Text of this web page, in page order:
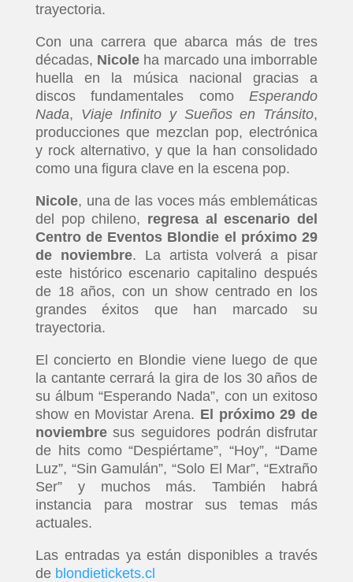
trayectoria.
Con una carrera que abarca más de tres
décadas, Nicole ha marcado una imborrable
huella en la música nacional gracias a
discos fundamentales como Esperando
Nada, Viaje Infinito y Sueños en Tránsito,
producciones que mezclan pop, electrónica
y rock alternativo, y que la han consolidado
como una figura clave en la escena pop.
Nicole, una de las voces más emblemáticas
del pop chileno, regresa al escenario del
Centro de Eventos Blondie el próximo 29
de noviembre. La artista volverá a pisar
este histórico escenario capitalino después
de 18 años, con un show centrado en los
grandes éxitos que han marcado su
trayectoria.
El concierto en Blondie viene luego de que
la cantante cerrará la gira de los 30 años de
su álbum “Esperando Nada”, con un exitoso
show en Movistar Arena. El próximo 29 de
noviembresus seguidores podrán disfrutar
de hits como “Despiértame”, “Hoy”, “Dame
Luz”, “Sin Gamulán”, “Solo El Mar”, “Extraño
Ser” y muchos más. También habrá
instancia para mostrar sus temas más
actuales.
Las entradas ya están disponibles a través
de blondietickets.cl